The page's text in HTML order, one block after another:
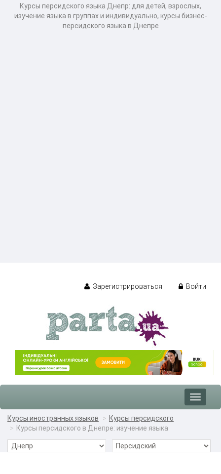
Курсы персидского языка Днепр: для детей, взрослых,
изучение языка в группах и индивидуально, курсы бизнес-
персидского языка в Днепре
Зарегистрироваться Войти
Toggle
Курсы иностранных языков
Курсы персидского
Курсы персидского в Днепре: изучение языка